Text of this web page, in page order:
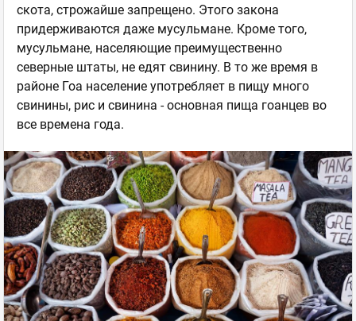
скота, строжайше запрещено. Этого закона
придерживаются даже мусульмане. Кроме того,
мусульмане, населяющие преимущественно
северные штаты, не едят свинину. В то же время в
районе Гоа население употребляет в пищу много
свинины, рис и свинина - основная пища гоанцев во
все времена года.